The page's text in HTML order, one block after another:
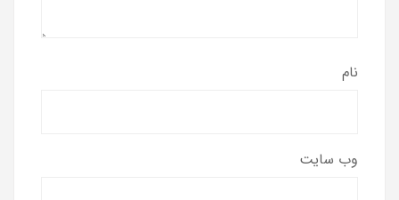
نام
وب‌ سایت